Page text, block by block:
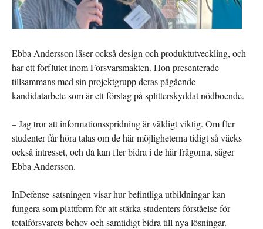
Ebba Andersson läser också design och produktutveckling, och
har ett förflutet inom Försvarsmakten. Hon presenterade
tillsammans med sin projektgrupp deras pågående
kandidatarbete som är ett förslag på splitterskyddat nödboende.
– Jag tror att informationsspridning är väldigt viktig. Om fler
studenter får höra talas om de här möjligheterna tidigt så väcks
också intresset, och då kan fler bidra i de här frågorna, säger
Ebba Andersson.
InDefense-satsningen visar hur befintliga utbildningar kan
fungera som plattform för att stärka studenters förståelse för
totalförsvarets behov och samtidigt bidra till nya lösningar.